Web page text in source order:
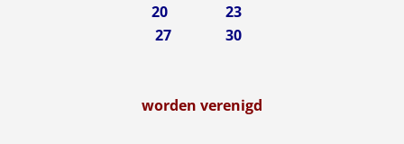
20 23
27 30
worden verenigd